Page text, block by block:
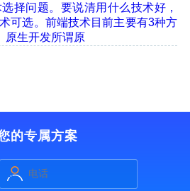
择问题。要说清用什么技术好，
可选。前端技术目前主要有3种方
原生开发所谓原
的专属方案